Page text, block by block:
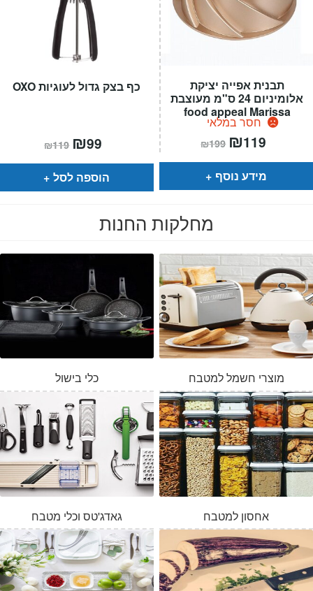
כף בצק גדול לעוגיות OXO
₪119 המחיר
המקורי
היה:
₪119.
₪99
הוא:
הוספה לסל
תבנית אפייה יציקת
אלומיניום 24 ס"מ מעוצבת
food appeal Marissa
חסר במלאי
₪199 המחיר
המקורי
היה:
₪199.
₪119
הוא:
מידע נוסף
מחלקות החנות
כלי בישול מוצרי חשמל למטבח
גאדג'טס וכלי מטבח אחסון למטבח